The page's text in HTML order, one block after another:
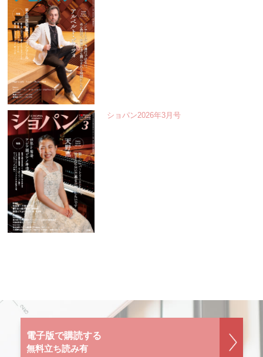
ショパン2026年3月号
電子版で購読する
無料立ち読み有